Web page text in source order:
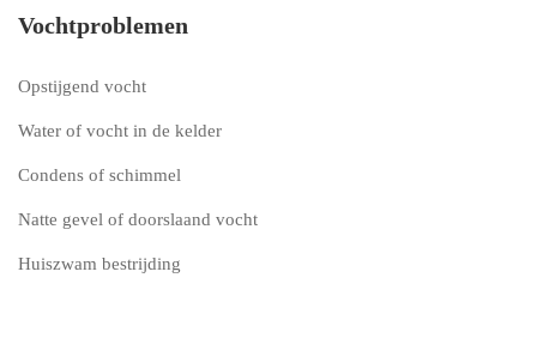
Vochtproblemen
Opstijgend vocht
Water of vocht in de kelder
Condens of schimmel
Natte gevel of doorslaand vocht
Huiszwam bestrijding